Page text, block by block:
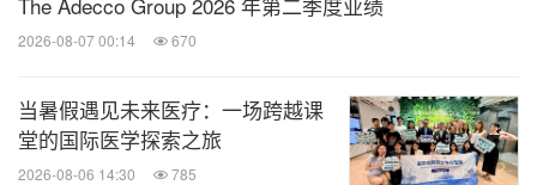
2026-08-07 00:14 670
当暑假遇见未来医疗：一场跨越课
堂的国际医学探索之旅
2026-08-06 14:30 785